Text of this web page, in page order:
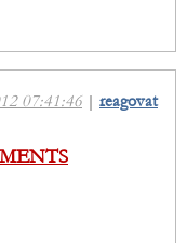
07:41:46 | reagovat